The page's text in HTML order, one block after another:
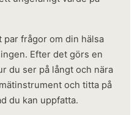
par frågor om din hälsa
Efter det görs en
du ser på långt och nära
och titta på
du kan uppfatta.